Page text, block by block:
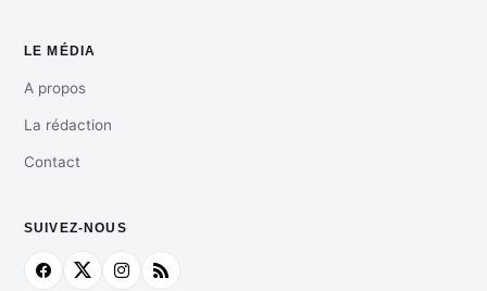
LE MÉDIA
A propos
La rédaction
Contact
SUIVEZ-NOUS